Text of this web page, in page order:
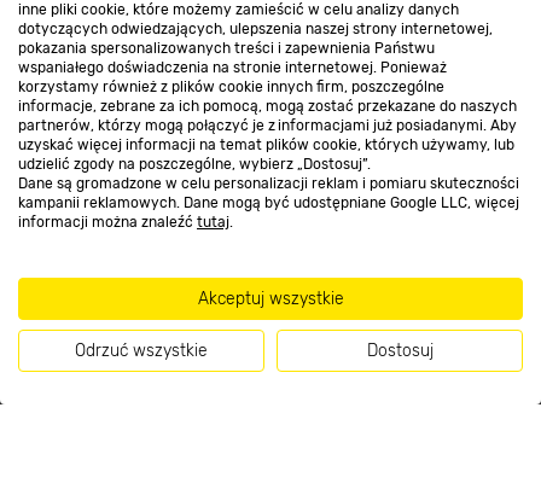
inne pliki cookie, które możemy zamieścić w celu analizy danych
dotyczących odwiedzających, ulepszenia naszej strony internetowej,
pokazania spersonalizowanych treści i zapewnienia Państwu
wspaniałego doświadczenia na stronie internetowej. Ponieważ
korzystamy również z plików cookie innych firm, poszczególne
informacje, zebrane za ich pomocą, mogą zostać przekazane do naszych
partnerów, którzy mogą połączyć je z informacjami już posiadanymi. Aby
uzyskać więcej informacji na temat plików cookie, których używamy, lub
udzielić zgody na poszczególne, wybierz „Dostosuj”.
Dane są gromadzone w celu personalizacji reklam i pomiaru skuteczności
kampanii reklamowych. Dane mogą być udostępniane Google LLC, więcej
informacji można znaleźć tutaj.
Akceptuj wszystkie
Odrzuć wszystkie Dostosuj
Nasze sklepy
O nas
Kontakt do sklepu
Dołącz do nas